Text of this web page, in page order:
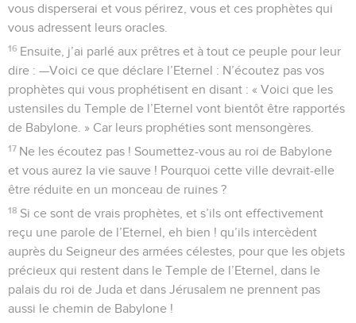
vous disperserai et vous périrez, vous et ces prophètes qui
vous adressent leurs oracles.
16 Ensuite, j’ai parlé aux prêtres et à tout ce peuple pour leur
dire : —Voici ce que déclare l’Eternel : N’écoutez pas vos
prophètes qui vous prophétisent en disant : « Voici que les
ustensiles du Temple de l’Eternel vont bientôt être rapportés
de Babylone. » Car leurs prophéties sont mensongères.
17 Ne les écoutez pas ! Soumettez-vous au roi de Babylone
et vous aurez la vie sauve ! Pourquoi cette ville devrait-elle
être réduite en un monceau de ruines ?
18 Si ce sont de vrais prophètes, et s’ils ont effectivement
reçu une parole de l’Eternel, eh bien ! qu’ils intercèdent
auprès du Seigneur des armées célestes, pour que les objets
précieux qui restent dans le Temple de l’Eternel, dans le
palais du roi de Juda et dans Jérusalem ne prennent pas
aussi le chemin de Babylone !